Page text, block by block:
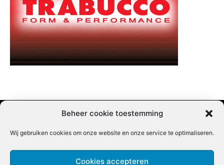
Beheer cookie toestemming
Wij gebruiken cookies om onze website en onze service te optimaliseren.
Cookies accepteren
Nieuwsbrief inschrijven | Partner content